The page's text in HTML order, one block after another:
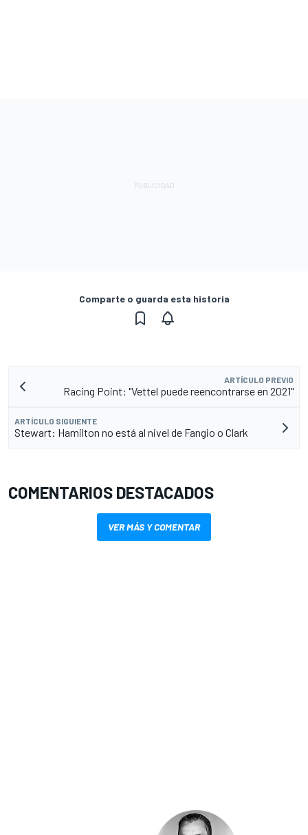
Comparte o guarda esta historia
ARTÍCULO PREVIO
Racing Point: "Vettel puede reencontrarse en 2021"
ARTÍCULO SIGUIENTE
Stewart: Hamilton no está al nivel de Fangio o Clark
COMENTARIOS DESTACADOS
VER MÁS Y COMENTAR